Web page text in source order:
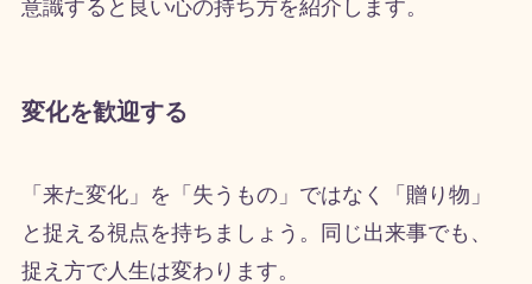
意識すると良い心の持ち方を紹介します。
変化を歓迎する
「来た変化」を「失うもの」ではなく「贈り物」
と捉える視点を持ちましょう。同じ出来事でも、
捉え方で人生は変わります。